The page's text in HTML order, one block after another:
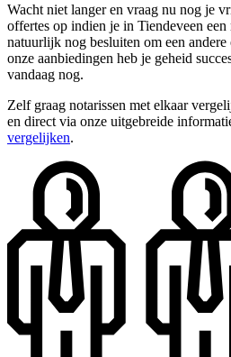
Wacht niet langer en vraag nu nog je
offertes op indien je in Tiendeveen
natuurlijk nog besluiten om een
onze aanbiedingen heb je geheid
vandaag nog.
Zelf graag notarissen met elkaar
en direct via onze uitgebreide
vergelijken.